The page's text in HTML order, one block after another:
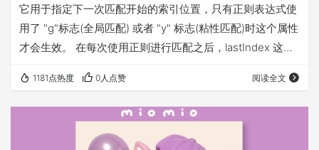
它用于指定下一次匹配开始的索引位置，只有正则表达式使
用了 "g"标志(全局匹配) 或者 "y" 标志(粘性匹配)时这个属性
才会生效。 在每次使用正则进行匹配之后，lastIndex 这个
置这个值来指定下一次匹配开始的索引位置。 在每次开始匹
配时，如果 lastIndex 等于或小于字符串的长度，则该正则
表达式将会从lastIndex 位置开始…
1181点热度 0人点赞 阅读全文